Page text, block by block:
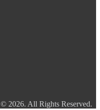
© 2026. All Rights Reserved.